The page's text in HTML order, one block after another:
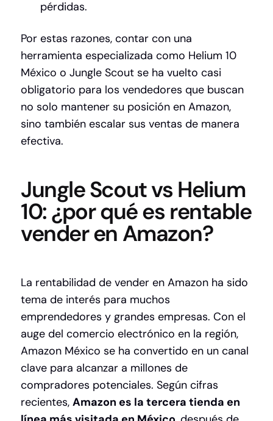
pérdidas.
Por estas razones, contar con una
herramienta especializada como Helium 10
México o Jungle Scout se ha vuelto casi
obligatorio para los vendedores que buscan
no solo mantener su posición en Amazon,
sino también escalar sus ventas de manera
efectiva.
Jungle Scout vs Helium
10: ¿por qué es rentable
vender en Amazon?
La rentabilidad de vender en Amazon ha sido
tema de interés para muchos
emprendedores y grandes empresas. Con el
auge del comercio electrónico en la región,
Amazon México se ha convertido en un canal
clave para alcanzar a millones de
compradores potenciales. Según cifras
recientes, Amazon es la tercera tienda en